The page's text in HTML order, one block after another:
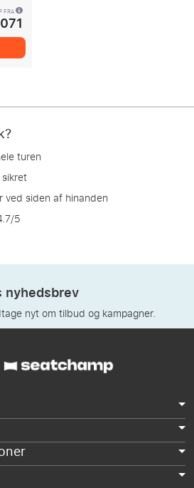
FRA
turen
ved siden af hinanden
5
nyt om tilbud og kampagner.